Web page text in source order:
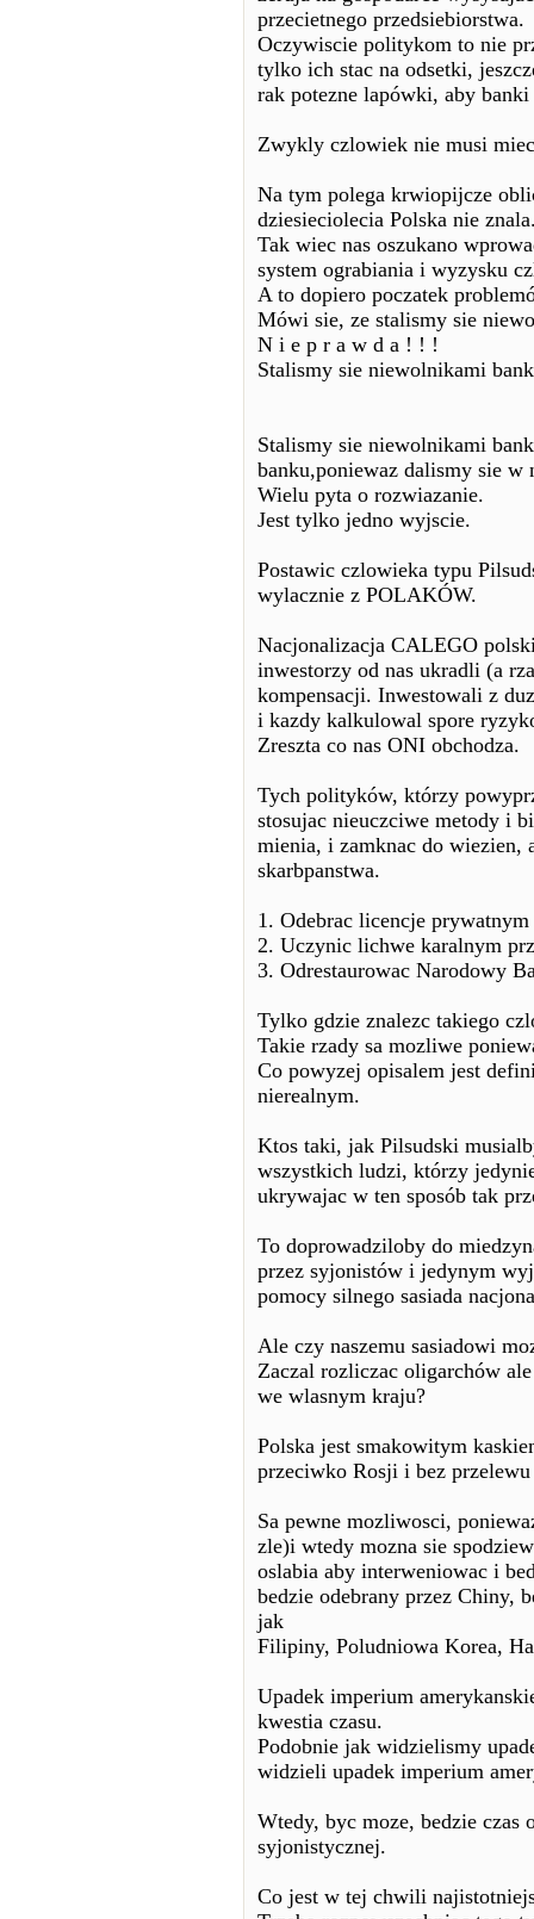
przecietnego przedsiebiorstwa.
Oczywiscie politykom to nie
tylko ich stac na odsetki,
rak potezne lapówki, aby
Zwykly czlowiek nie musi
Na tym polega krwiopijcze
dziesieciolecia Polska nie
Tak wiec nas oszukano
system ograbiania i wyzysku
A to dopiero poczatek
Mówi sie, ze stalismy sie
N i e p r a w d a ! ! !
Stalismy sie niewolnikami
Stalismy sie niewolnikami
banku,poniewaz dalismy sie w
Wielu pyta o rozwiazanie.
Jest tylko jedno wyjscie.
Postawic czlowieka typu
wylacznie z POLAKÓW.
Nacjonalizacja CALEGO
inwestorzy od nas ukradli (a
kompensacji. Inwestowali z
i kazdy kalkulowal spore
Zreszta co nas ONI obchodza.
Tych polityków, którzy
stosujac nieuczciwe metody i
mienia, i zamknac do wiezien,
skarbpanstwa.
1. Odebrac licencje
2. Uczynic lichwe karalnym
3. Odrestaurowac Narodowy
Tylko gdzie znalezc takiego
Takie rzady sa mozliwe
Co powyzej opisalem jest
nierealnym.
Ktos taki, jak Pilsudski
wszystkich ludzi, którzy
ukrywajac w ten sposób tak
To doprowadziloby do
przez syjonistów i jedynym
pomocy silnego sasiada
Ale czy naszemu sasiadowi
Zaczal rozliczac oligarchów
we wlasnym kraju?
Polska jest smakowitym
przeciwko Rosji i bez
Sa pewne mozliwosci,
zle)i wtedy mozna sie
oslabia aby interweniowac i
bedzie odebrany przez Chiny,
jak
Filipiny, Poludniowa Korea,
Upadek imperium
kwestia czasu.
Podobnie jak widzielismy
widzieli upadek imperium
Wtedy, byc moze, bedzie
syjonistycznej.
Co jest w tej chwili